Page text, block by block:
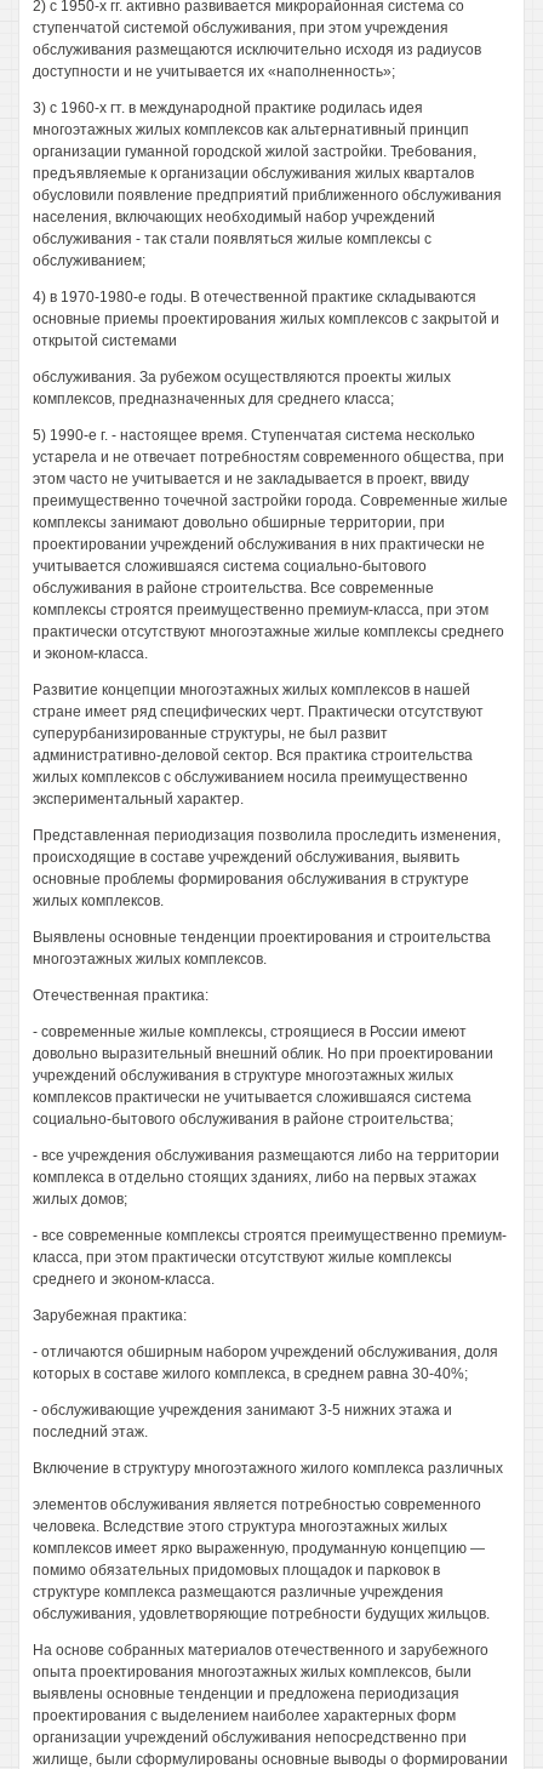
2) с 1950-х гг. активно развивается микрорайонная система со
ступенчатой системой обслуживания, при этом учреждения
обслуживания размещаются исключительно исходя из радиусов
доступности и не учитывается их «наполненность»;
3) с 1960-х гт. в международной практике родилась идея
многоэтажных жилых комплексов как альтернативный принцип
организации гуманной городской жилой застройки. Требования,
предъявляемые к организации обслуживания жилых кварталов
обусловили появление предприятий приближенного обслуживания
населения, включающих необходимый набор учреждений
обслуживания - так стали появляться жилые комплексы с
обслуживанием;
4) в 1970-1980-е годы. В отечественной практике складываются
основные приемы проектирования жилых комплексов с закрытой и
открытой системами
обслуживания. За рубежом осуществляются проекты жилых
комплексов, предназначенных для среднего класса;
5) 1990-е г. - настоящее время. Ступенчатая система несколько
устарела и не отвечает потребностям современного общества, при
этом часто не учитывается и не закладывается в проект, ввиду
преимущественно точечной застройки города. Современные жилые
комплексы занимают довольно обширные территории, при
проектировании учреждений обслуживания в них практически не
учитывается сложившаяся система социально-бытового
обслуживания в районе строительства. Все современные
комплексы строятся преимущественно премиум-класса, при этом
практически отсутствуют многоэтажные жилые комплексы среднего
и эконом-класса.
Развитие концепции многоэтажных жилых комплексов в нашей
стране имеет ряд специфических черт. Практически отсутствуют
суперурбанизированные структуры, не был развит
административно-деловой сектор. Вся практика строительства
жилых комплексов с обслуживанием носила преимущественно
экспериментальный характер.
Представленная периодизация позволила проследить изменения,
происходящие в составе учреждений обслуживания, выявить
основные проблемы формирования обслуживания в структуре
жилых комплексов.
Выявлены основные тенденции проектирования и строительства
многоэтажных жилых комплексов.
Отечественная практика:
- современные жилые комплексы, строящиеся в России имеют
довольно выразительный внешний облик. Но при проектировании
учреждений обслуживания в структуре многоэтажных жилых
комплексов практически не учитывается сложившаяся система
социально-бытового обслуживания в районе строительства;
- все учреждения обслуживания размещаются либо на территории
комплекса в отдельно стоящих зданиях, либо на первых этажах
жилых домов;
- все современные комплексы строятся преимущественно премиум-
класса, при этом практически отсутствуют жилые комплексы
среднего и эконом-класса.
Зарубежная практика:
- отличаются обширным набором учреждений обслуживания, доля
которых в составе жилого комплекса, в среднем равна 30-40%;
- обслуживающие учреждения занимают 3-5 нижних этажа и
последний этаж.
Включение в структуру многоэтажного жилого комплекса различных
элементов обслуживания является потребностью современного
человека. Вследствие этого структура многоэтажных жилых
комплексов имеет ярко выраженную, продуманную концепцию —
помимо обязательных придомовых площадок и парковок в
структуре комплекса размещаются различные учреждения
обслуживания, удовлетворяющие потребности будущих жильцов.
На основе собранных материалов отечественного и зарубежного
опыта проектирования многоэтажных жилых комплексов, были
выявлены основные тенденции и предложена периодизация
проектирования с выделением наиболее характерных форм
организации учреждений обслуживания непосредственно при
жилище, были сформулированы основные выводы о формировании